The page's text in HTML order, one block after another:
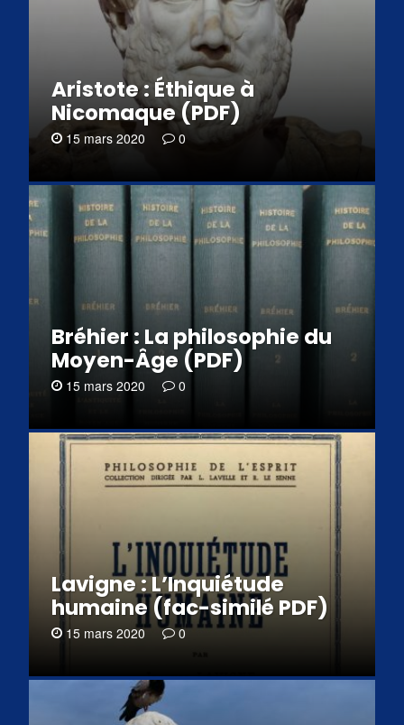
Aristote : Éthique à
Nicomaque (PDF)
15 mars 2020 0
Bréhier : La philosophie du
Moyen-Âge (PDF)
15 mars 2020 0
Lavigne : L’Inquiétude
humaine (fac-similé PDF)
15 mars 2020 0